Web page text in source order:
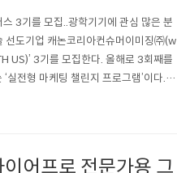
3기를 모집..광학기기에 관심 많은 분
선도기업 캐논코리아컨슈머이미징㈜(w
US)’ 3기를 모집한다. 올해로 3회째를
실전형 마케팅 챌린지 프로그램’이다. 캐
을 수립할 뿐 아니라 실행까지 직접 수
어프로 전문가용 그